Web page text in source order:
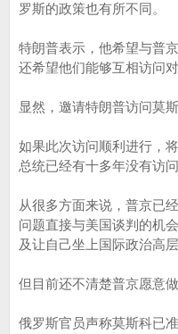
罗斯的政策也有所不同。
特朗普表示，他希望与普
还希望他们能够互相访问对
显然，邀请特朗普访问莫
如果此次访问顺利进行，
总统已经有十多年没有访问
从很多方面来说，普京已
问题直接与美国谈判的机
及让自己坐上国际政治高层
但目前还不清楚普京愿意
俄罗斯官员声称莫斯科已